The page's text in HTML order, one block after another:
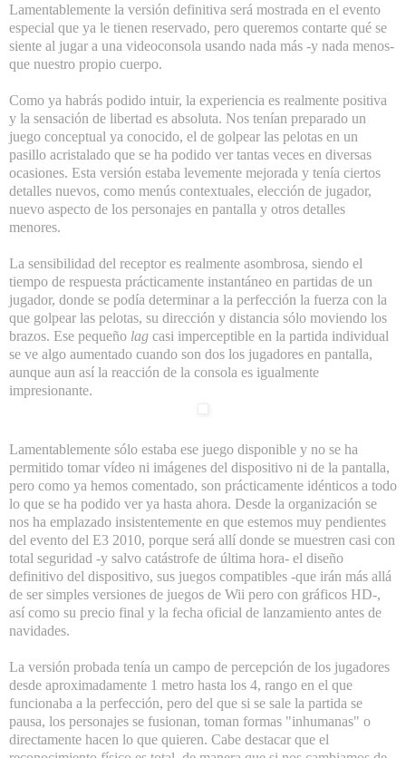
Lamentablemente la versión definitiva será mostrada en el evento
especial que ya le tienen reservado, pero queremos contarte qué se
siente al jugar a una videoconsola usando nada más -y nada menos-
que nuestro propio cuerpo.
Como ya habrás podido intuir, la experiencia es realmente positiva
y la sensación de libertad es absoluta. Nos tenían preparado un
juego conceptual ya conocido, el de golpear las pelotas en un
pasillo acristalado que se ha podido ver tantas veces en diversas
ocasiones. Esta versión estaba levemente mejorada y tenía ciertos
detalles nuevos, como menús contextuales, elección de jugador,
nuevo aspecto de los personajes en pantalla y otros detalles
menores.
La sensibilidad del receptor es realmente asombrosa, siendo el
tiempo de respuesta prácticamente instantáneo en partidas de un
jugador, donde se podía determinar a la perfección la fuerza con la
que golpear las pelotas, su dirección y distancia sólo moviendo los
brazos. Ese pequeño lag casi imperceptible en la partida individual
se ve algo aumentado cuando son dos los jugadores en pantalla,
aunque aun así la reacción de la consola es igualmente
impresionante.
Lamentablemente sólo estaba ese juego disponible y no se ha
permitido tomar vídeo ni imágenes del dispositivo ni de la pantalla,
pero como ya hemos comentado, son prácticamente idénticos a todo
lo que se ha podido ver ya hasta ahora. Desde la organización se
nos ha emplazado insistentemente en que estemos muy pendientes
del evento del E3 2010, porque será allí donde se muestren casi con
total seguridad -y salvo catástrofe de última hora- el diseño
definitivo del dispositivo, sus juegos compatibles -que irán más allá
de ser simples versiones de juegos de Wii pero con gráficos HD-,
así como su precio final y la fecha oficial de lanzamiento antes de
navidades.
La versión probada tenía un campo de percepción de los jugadores
desde aproximadamente 1 metro hasta los 4, rango en el que
funcionaba a la perfección, pero del que si se sale la partida se
pausa, los personajes se fusionan, toman formas "inhumanas" o
directamente hacen lo que quieren. Cabe destacar que el